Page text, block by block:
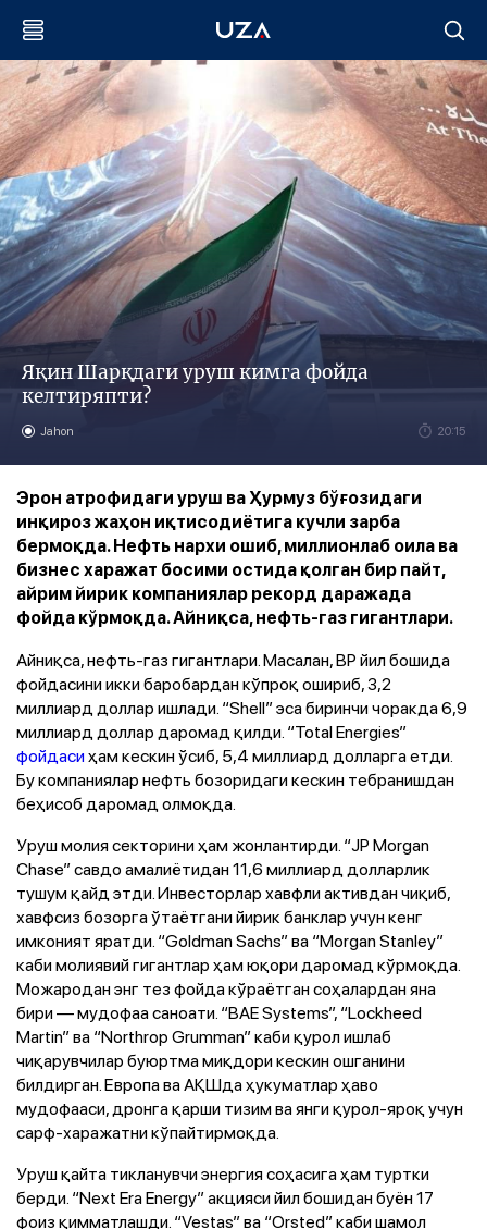
Яқин Шарқдаги уруш кимга фойда
келтиряпти?
Jahon 20:15
Эрон атрофидаги уруш ва Ҳурмуз бўғозидаги
инқироз жаҳон иқтисодиётига кучли зарба
бермоқда. Нефть нархи ошиб, миллионлаб оила ва
бизнес харажат босими остида қолган бир пайт,
айрим йирик компаниялар рекорд даражада
фойда кўрмоқда. Айниқса, нефть-газ гигантлари.
Айниқса, нефть-газ гигантлари. Масалан, BP йил бошида
фойдасини икки баробардан кўпроқ ошириб, 3,2
миллиард доллар ишлади. “Shell” эса биринчи чоракда 6,9
миллиард доллар даромад қилди. “Total Energies”
фойдасиҳам кескин ўсиб, 5,4 миллиард долларга етди.
Бу компаниялар нефть бозоридаги кескин тебранишдан
беҳисоб даромад олмоқда.
Уруш молия секторини ҳам жонлантирди. “JP Morgan
Chase” савдо амалиётидан 11,6 миллиард долларлик
тушум қайд этди. Инвесторлар хавфли активдан чиқиб,
хавфсиз бозорга ўтаётгани йирик банклар учун кенг
имконият яратди. “Goldman Sachs” ва “Morgan Stanley”
каби молиявий гигантлар ҳам юқори даромад кўрмоқда.
Можародан энг тез фойда кўраётган соҳалардан яна
бири — мудофаа саноати. “BAE Systems”, “Lockheed
Martin” ва “Northrop Grumman” каби қурол ишлаб
чиқарувчилар буюртма миқдори кескин ошганини
билдирган. Европа ва АҚШда ҳукуматлар ҳаво
мудофааси, дронга қарши тизим ва янги қурол-яроқ учун
сарф-харажатни кўпайтирмоқда.
Уруш қайта тикланувчи энергия соҳасига ҳам туртки
берди. “Next Era Energy” акцияси йил бошидан буён 17
фоиз қимматлашди. “Vestas” ва “Orsted” каби шамол